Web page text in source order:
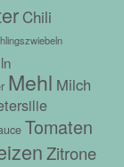
Chili
Mehl Milch
Tomaten
Zitrone